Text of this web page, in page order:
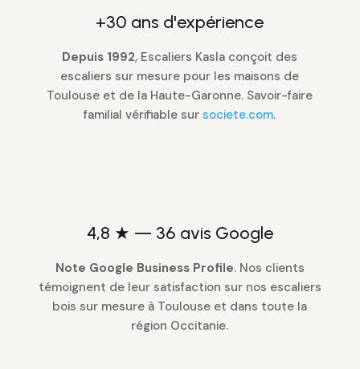
+30 ans d'expérience
Depuis 1992, Escaliers Kasla conçoit des
escaliers sur mesure pour les maisons de
Toulouse et de la Haute-Garonne. Savoir-faire
familial vérifiable sursociete.com.
4,8 ★ — 36 avis Google
Note Google Business Profile. Nos clients
témoignent de leur satisfaction sur nos escaliers
bois sur mesure à Toulouse et dans toute la
région Occitanie.